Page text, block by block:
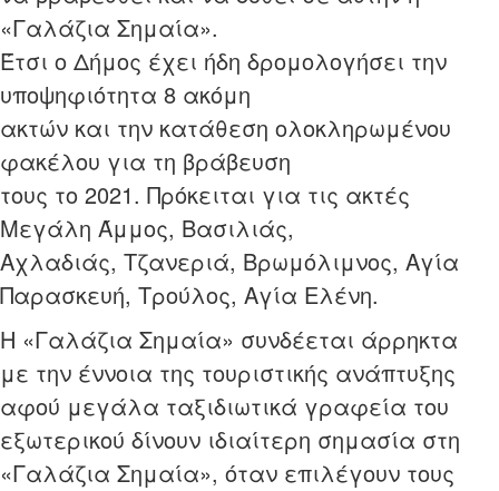
«Γαλάζια Σημαία».
Έτσι ο Δήμος έχει ήδη δρομολογήσει την
υποψηφιότητα 8 ακόμη
ακτών και την κατάθεση ολοκληρωμένου
φακέλου για τη βράβευση
τους το 2021. Πρόκειται για τις ακτές
Μεγάλη Άμμος, Βασιλιάς,
Αχλαδιάς, Τζανεριά, Βρωμόλιμνος, Αγία
Παρασκευή, Τρούλος, Αγία Ελένη.
Η «Γαλάζια Σημαία» συνδέεται άρρηκτα
με την έννοια της τουριστικής ανάπτυξης
αφού μεγάλα ταξιδιωτικά γραφεία του
εξωτερικού δίνουν ιδιαίτερη σημασία στη
«Γαλάζια Σημαία», όταν επιλέγουν τους